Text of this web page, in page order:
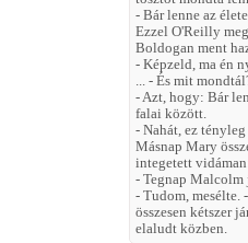
- Bár lenne az
Ezzel O'Reilly
Boldogan ment
- Képzeld, ma én
... - És mit
- Azt, hogy: Bár
falai között.
- Nahát, ez
Másnap Mary
integetett
- Tegnap Malcolm
- Tudom, mesélte.
összesen kétszer
elaludt közben.